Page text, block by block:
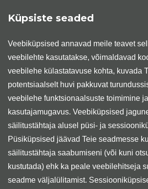
Küpsiste seaded
Veebiküpsised annavad meile teavet
veebilehte kasutatakse, võimaldavad
veebilehe külastatavuse kohta, kuvada
potentsiaalselt huvi pakkuvat
veebilehe funktsionaalsuste toimimine ja
kasutajamugavus. Veebiküpsised
säilitustähtaja alusel püsi- ja
Püsiküpsised jäävad Teie seadmesse
säilitustähtaja saabumiseni (või kuni
kustutada) ehk ka peale veebilehitseja
seadme väljalülitamist.
dr Sirle Randoja, dr Triin Laja, dr
Gabor Szirko ja dr Marit Saare;
Jelizarjev, dr Andres Šavel, dr Andrei
dr Marju Kelviste ja dr Raul Parik;
ja uroloog-androloog dr Kristo
Meike Pärn, dr Toomas Kangur, dr Mart
dr Vappu Zobel ja dr Jaan Tepp;
Veronika Palmiste ja dr Argo Aru.
Medita kliinikul on Tartus ja
kirurgia erialadel kehtiv
Neurokirurgi visiiditasu on 120€